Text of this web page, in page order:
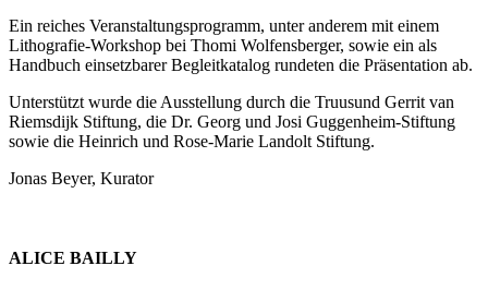
Ein reiches Veranstaltungsprogramm, unter anderem mit einem
Lithografie-Workshop bei Thomi Wolfensberger, sowie ein als
Handbuch einsetzbarer Begleitkatalog rundeten die Präsentation ab.
Unterstützt wurde die Ausstellung durch die Truusund Gerrit van
Riemsdijk Stiftung, die Dr. Georg und Josi Guggenheim-Stiftung
sowie die Heinrich und Rose-Marie Landolt Stiftung.
Jonas Beyer, Kurator
ALICE BAILLY